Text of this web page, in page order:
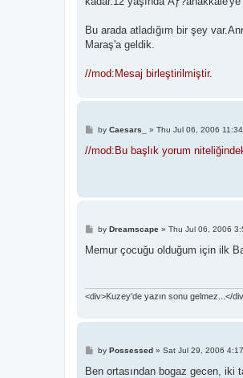
Bu arada atladığım bir şey
Maraş'a geldik.
//mod:Mesaj birleştirilmiştir.
P
s
by Caesars_ » Thu Jul 06, 2006
//mod:Bu başlık yorum
P
s
by Dreamscape» Thu Jul 06, 2006
Memur çocuğu olduğum için ilk
<div>Kuzey'de yazın sonu gelmez...</
P
s
by Possessed» Sat Jul 29, 2006
Ben ortasından bogaz gecen, iki